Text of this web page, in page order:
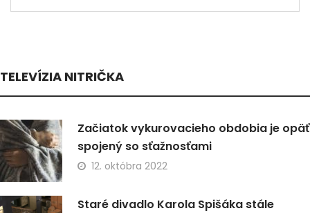
TELEVÍZIA NITRIČKA
Začiatok vykurovacieho obdobia je opäť
spojený so sťažnosťami
12. októbra 2022
Staré divadlo Karola Spišáka stále